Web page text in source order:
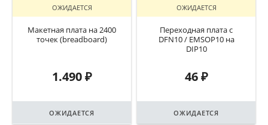
ОЖИДАЕТСЯ
Макетная плата на 2400
точек (breadboard)
1.490₽
ОЖИДАЕТСЯ
ОЖИДАЕТСЯ
Переходная плата с
DFN10 / EMSOP10 на
DIP10
46₽
ОЖИДАЕТСЯ